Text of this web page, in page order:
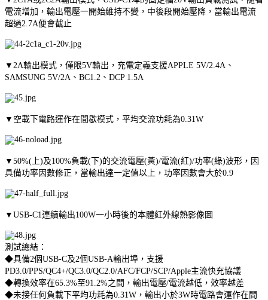
電流增加，輸出電壓一開始維持不變，中後段開始壓降，當輸出電流
超過2.7A便會截止
▼2A輸出模式，僅限5V輸出，充電定義支援APPLE 5V/2.4A、
SAMSUNG 5V/2A、BC1.2、DCP 1.5A
▼空載下電路運作在間歇模式，平均交流功耗為0.31W
▼50%(上)及100%負載(下)的交流電壓(黃)/電流(紅)/功率(綠)波形，因
具備功率因數修正，當輸出達一定值以上，功率因數會大於0.9
▼USB-C1連續輸出100W一小時後的本體紅外線熱影像圖
測試總結：
◆具備2個USB-C及2個USB-A輸出埠，支援
PD3.0/PPS/QC4+/QC3.0/QC2.0/AFC/FCP/SCP/Apple主流快充協議
◆轉換效率在65.3%至91.2%之間，輸出電壓/電流越低，效率越差
◆未接任何負載下平均功耗為0.31W，輸出小於3W時電路會運作在間